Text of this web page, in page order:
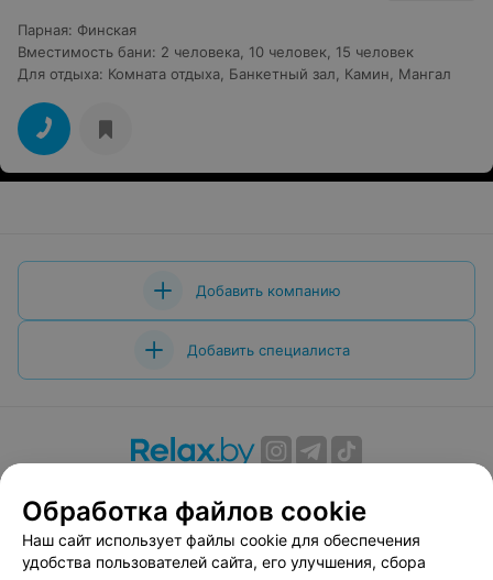
Парная: Финская
Вместимость бани: 2 человека 10 человек 15 человек
Для отдыха: Комната отдыха Банкетный зал Камин Мангал
Добавить компанию
Добавить специалиста
Вакансии
Публичный договор
Способы оплаты
Публичный договор по использованию сервиса
«Афиша»
Обработка файлов cookie
Наш сайт использует файлы cookie для обеспечения
удобства пользователей сайта, его улучшения, сбора